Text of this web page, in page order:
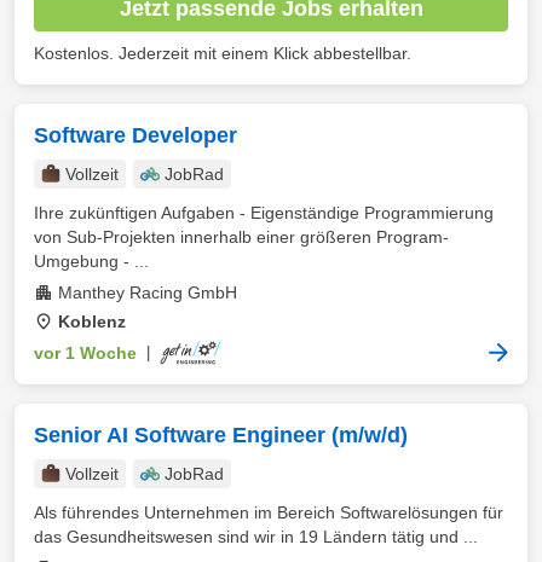
Jetzt passende Jobs erhalten
Kostenlos. Jederzeit mit einem Klick abbestellbar.
Software Developer
Vollzeit
JobRad
Ihre zukünftigen Aufgaben - Eigenständige Programmierung
von Sub-Projekten innerhalb einer größeren Program-
Umgebung - ...
Manthey Racing GmbH
Koblenz
vor 1 Woche
Senior AI Software Engineer (m/w/d)
Vollzeit
JobRad
Als führendes Unternehmen im Bereich Softwarelösungen für
das Gesundheitswesen sind wir in 19 Ländern tätig und ...